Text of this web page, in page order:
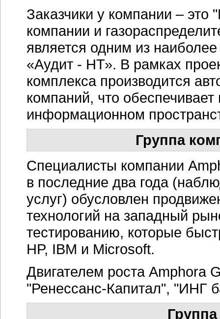
Заказчики у компании – это
компании и
является одним из
«Аудит - НТ». В рамках
комплекса производится
компаний, что
информационном
Группа
Специалисты компании
в последние два года
услуг) обусловлен
технологий на западный
тестированию, которые
HP, IBM и Microsoft.
Двигателем роста Amphora
"Ренессанс-Капитал", "ИНГ